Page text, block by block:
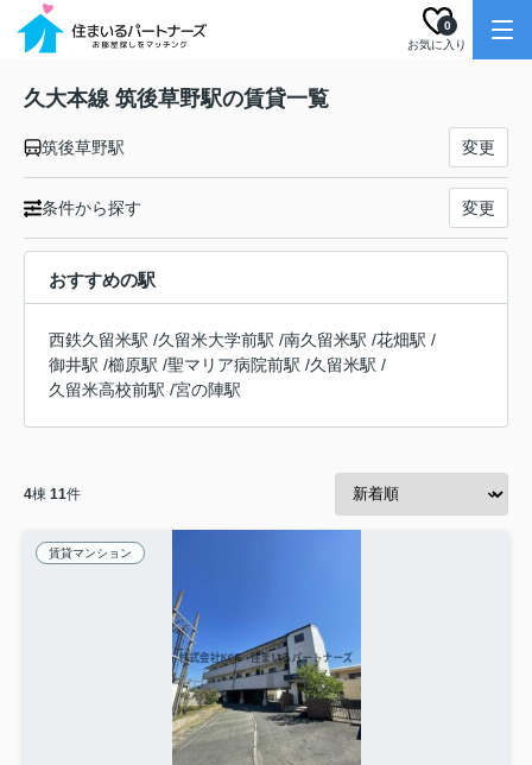
お気に入り
0
久大本線 筑後草野駅の賃貸一覧
筑後草野駅 変更
条件から探す 変更
おすすめの駅
西鉄久留米駅 /久留米大学前駅 /南久留米駅 /花畑駅 /
御井駅 /櫛原駅 /聖マリア病院前駅 /久留米駅 /
久留米高校前駅 /宮の陣駅
4棟 11件
賃貸マンション